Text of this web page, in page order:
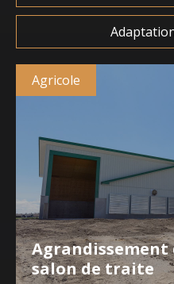
Agricole
Agrandissement
salon de traite